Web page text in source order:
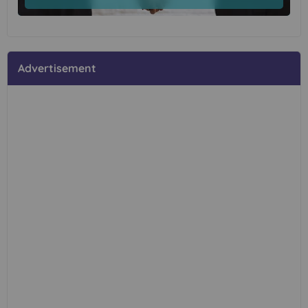
Advertisement